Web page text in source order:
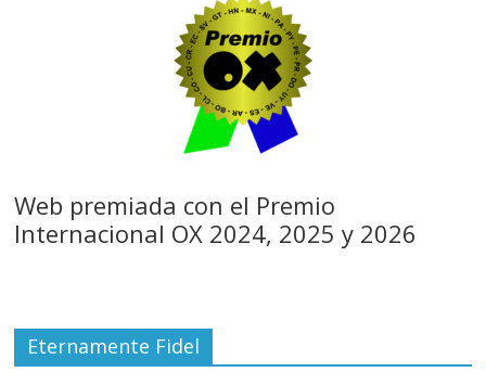
Web premiada con el Premio
Internacional OX 2024, 2025 y 2026
Eternamente Fidel